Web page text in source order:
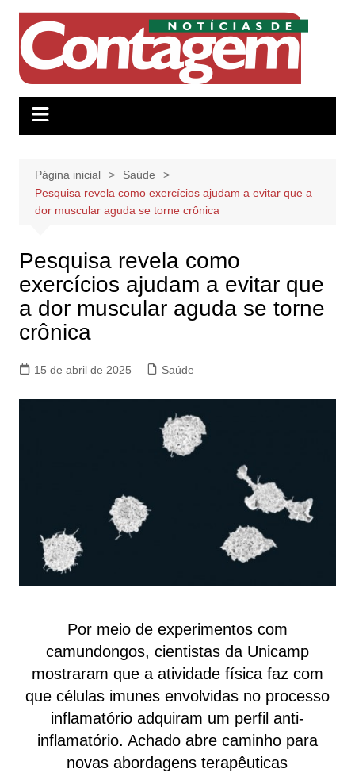
conteúdo
Página inicial
Saúde
Pesquisa revela como exercícios ajudam a evitar que a
dor muscular aguda se torne crônica
Pesquisa revela como
exercícios ajudam a evitar que
a dor muscular aguda se torne
crônica
15 de abril de 2025 Saúde
Por meio de experimentos com
camundongos, cientistas da Unicamp
mostraram que a atividade física faz com
que células imunes envolvidas no processo
inflamatório adquiram um perfil anti-
inflamatório. Achado abre caminho para
novas abordagens terapêuticas